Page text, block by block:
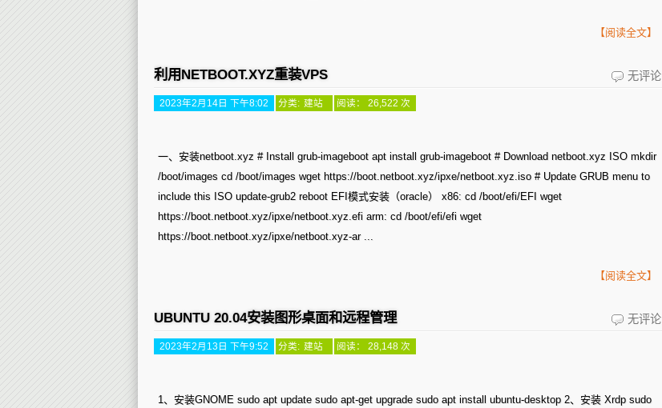
【阅读全文】
利用NETBOOT.XYZ重装VPS
利
装
无评论
2023年2月14日 下午8:02 分类: 建站 阅读： 26,522 次
一、安装netboot.xyz # Install grub-imageboot apt install grub-imageboot # Download netboot.xyz ISO mkdir
/boot/images cd /boot/images wget https://boot.netboot.xyz/ipxe/netboot.xyz.iso # Update GRUB menu to
include this ISO update-grub2 reboot EFI模式安装（oracle） x86: cd /boot/efi/EFI wget
https://boot.netboot.xyz/ipxe/netboot.xyz.efi arm: cd /boot/efi/efi wget
https://boot.netboot.xyz/ipxe/netboot.xyz-ar ...
【阅读全文】
UBUNTU 20.04安装图形桌面和远程管理
Ubuntu
无评论
2023年2月13日 下午9:52 分类: 建站 阅读： 28,148 次
1、安装GNOME sudo apt update sudo apt-get upgrade sudo apt install ubuntu-desktop 2、安装 Xrdp sudo